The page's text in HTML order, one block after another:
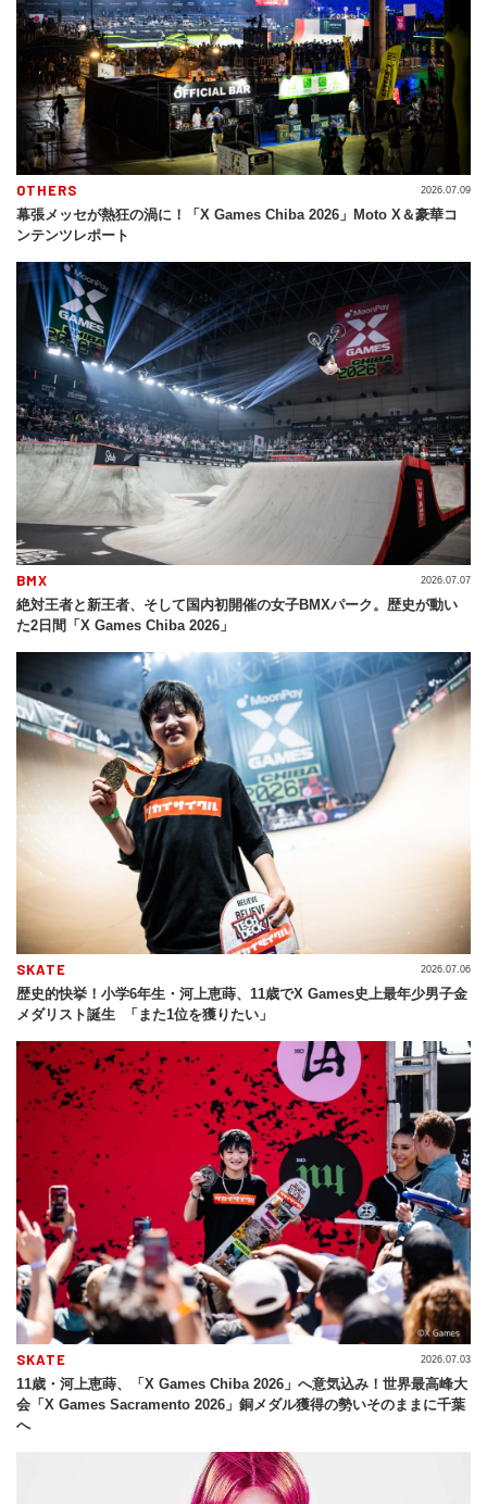
OTHERS
幕張メッセが熱狂の渦に！「X Games Chiba 2026」Moto X＆豪華コ
ンテンツレポート
2026.07.09
BMX
絶対王者と新王者、そして国内初開催の女子BMXパーク。歴史が動い
た2日間「X Games Chiba 2026」
2026.07.07
SKATE
歴史的快挙！小学6年生・河上恵蒔、11歳でX Games史上最年少男子金
メダリスト誕生 「また1位を獲りたい」
2026.07.06
SKATE
11歳・河上恵蒔、「X Games Chiba 2026」へ意気込み！世界最高峰大
会「X Games Sacramento 2026」銅メダル獲得の勢いそのままに千葉
へ
2026.07.03